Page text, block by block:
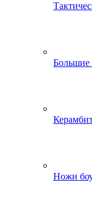
Большие
Ножи